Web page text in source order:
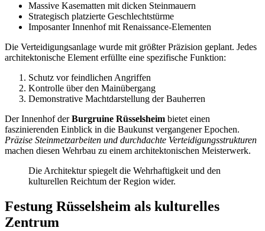
Massive Kasematten mit dicken Steinmauern
Strategisch platzierte Geschlechtstürme
Imposanter Innenhof mit Renaissance-Elementen
Die Verteidigungsanlage wurde mit größter Präzision geplant. Jedes
architektonische Element erfüllte eine spezifische Funktion:
Schutz vor feindlichen Angriffen
Kontrolle über den Mainübergang
Demonstrative Machtdarstellung der Bauherren
Der Innenhof derBurgruine Rüsselsheim bietet einen
faszinierenden Einblick in die Baukunst vergangener Epochen.
Präzise Steinmetzarbeiten und durchdachte Verteidigungsstrukturen
machen diesen Wehrbau zu einem architektonischen Meisterwerk.
Die Architektur spiegelt die Wehrhaftigkeit und den
kulturellen Reichtum der Region wider.
Festung Rüsselsheim als kulturelles
Zentrum